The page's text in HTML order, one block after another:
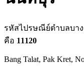
รหัสไปรษณีย์ตำบลบา
คือ 11120
Bang Talat, Pak Kret,